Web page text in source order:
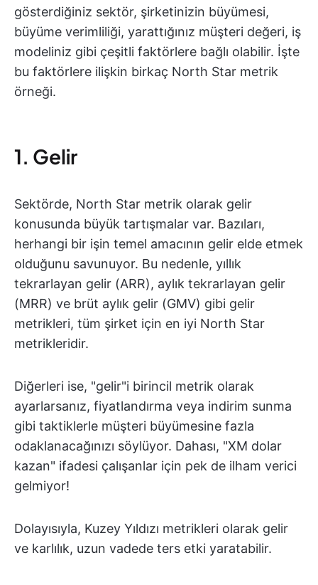
gösterdiğiniz sektör, şirketinizin büyümesi,
büyüme verimliliği, yarattığınız müşteri değeri, iş
modeliniz gibi çeşitli faktörlere bağlı olabilir. İşte
bu faktörlere ilişkin birkaç North Star metrik
örneği.
1. Gelir
Sektörde, North Star metrik olarak gelir
konusunda büyük tartışmalar var. Bazıları,
herhangi bir işin temel amacının gelir elde etmek
olduğunu savunuyor. Bu nedenle, yıllık
tekrarlayan gelir (ARR), aylık tekrarlayan gelir
(MRR) ve brüt aylık gelir (GMV) gibi gelir
metrikleri, tüm şirket için en iyi North Star
metrikleridir.
Diğerleri ise, "gelir"i birincil metrik olarak
ayarlarsanız, fiyatlandırma veya indirim sunma
gibi taktiklerle müşteri büyümesine fazla
odaklanacağınızı söylüyor. Dahası, "XM dolar
kazan" ifadesi çalışanlar için pek de ilham verici
gelmiyor!
Dolayısıyla, Kuzey Yıldızı metrikleri olarak gelir
ve karlılık, uzun vadede ters etki yaratabilir.